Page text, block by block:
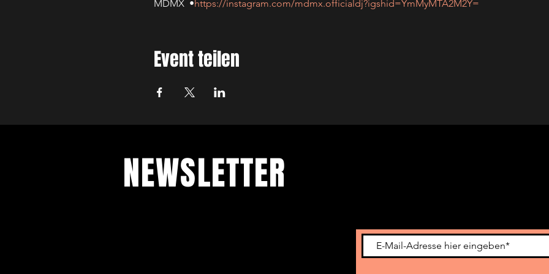
MDMX  •https://instagram.com/mdmx.officialdj?igshid=YmMyMTA2M2Y=
Event teilen
NEWSLETTER